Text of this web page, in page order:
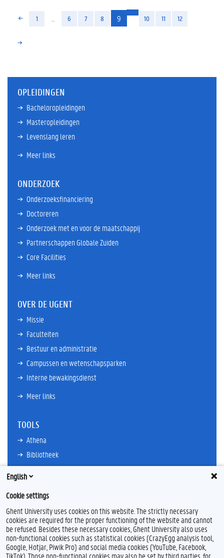
1 6 7 8 9 (huidige)
10 11 12
OPLEIDINGEN
Bacheloropleidingen
Masteropleidingen
Levenslang leren
Meer links
ONDERZOEK
Onderzoeksfinanciering
Doctoreren
Onderzoek met en voor de maatschappij
Partnerschappen Globale Zuiden
Core Facilities
Meer links
OVER DE UGENT
Missie
Faculteiten
Bestuur en administratie
Campussen en wetenschapsparken
Interne bewakingsdienst
Meer links
TOOLS
Athena
Bibliotheek
TimeEdit
Ufora
Oasis
Research Explorer
English
Cookie settings
Ghent University uses cookies on this website. The strictly necessary
cookies are required for the proper functioning of the website and cannot
be refused. Besides these necessary cookies, Ghent University also uses
non-functional cookies such as statistical cookies (CrazyEgg analysis tool,
Google, Hotjar, Piwik Pro) and social media cookies (YouTube, Facebook,
TikTok). Those non-functional cookies may also be set by third parties, for